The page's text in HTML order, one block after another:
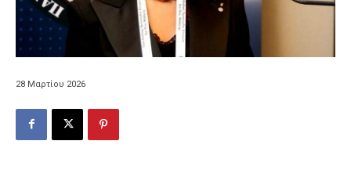
28 Μαρτίου 2026